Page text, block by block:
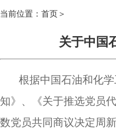
当前位置： 首页＞
关于中国
根据中国石油和化
知》、《关于推选党员
数党员共同商议决定周